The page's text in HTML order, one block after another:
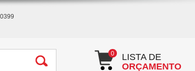
0
LISTA DE
ORÇAMENTO